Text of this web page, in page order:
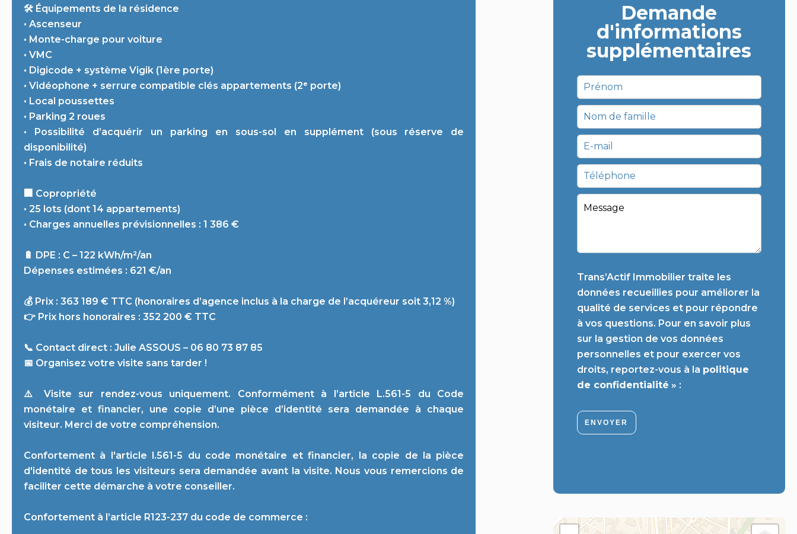
🛠 Équipements de la résidence
• Ascenseur
• Monte-charge pour voiture
• VMC
• Digicode + système Vigik (1ère porte)
• Vidéophone + serrure compatible clés appartements (2ᵉ porte)
• Local poussettes
• Parking 2 roues
• Possibilité d’acquérir un parking en sous-sol en supplément (sous réserve de
disponibilité)
• Frais de notaire réduits
🏢 Copropriété
• 25 lots (dont 14 appartements)
• Charges annuelles prévisionnelles : 1 386 €
🔋 DPE : C – 122 kWh/m²/an
Dépenses estimées : 621 €/an
💰 Prix : 363 189 € TTC (honoraires d’agence inclus à la charge de l’acquéreur soit 3,12 %)
👉 Prix hors honoraires : 352 200 € TTC
📞 Contact direct : Julie ASSOUS – 06 80 73 87 85
📅 Organisez votre visite sans tarder !
⚠️ Visite sur rendez-vous uniquement. Conformément à l’article L.561-5 du Code
monétaire et financier, une copie d’une pièce d’identité sera demandée à chaque
visiteur. Merci de votre compréhension.
Confortement à l'article l.561-5 du code monétaire et financier, la copie de la pièce
d'identité de tous les visiteurs sera demandée avant la visite. Nous vous remercions de
faciliter cette démarche à votre conseiller.
Confortement à l’article R123-237 du code de commerce :
Demande
d'informations
supplémentaires
Trans’Actif Immobilier traite les
données recueillies pour améliorer la
qualité de services et pour répondre
à vos questions. Pour en savoir plus
sur la gestion de vos données
personnelles et pour exercer vos
droits, reportez-vous à la politique
de confidentialité » :
ENVOYER